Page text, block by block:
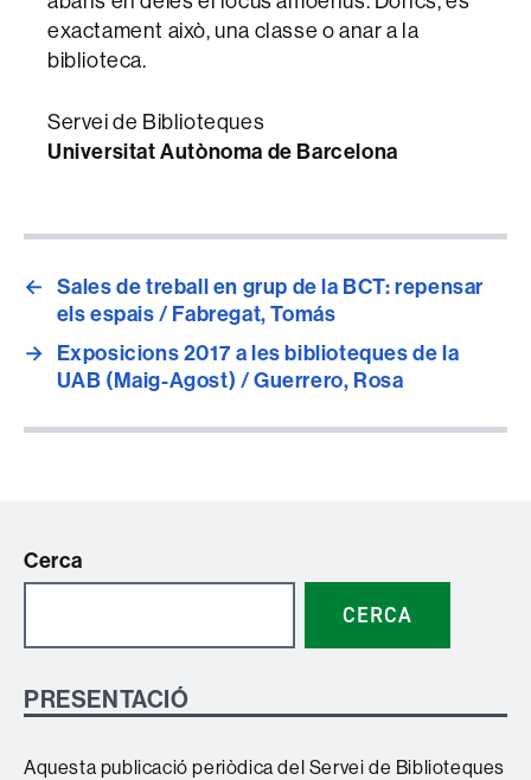
exactament això, una classe o anar a la
biblioteca.
Servei de Biblioteques
Universitat Autònoma de Barcelona
← Sales de treball en grup de la BCT: repensar
els espais / Fabregat, Tomás
→ Exposicions 2017 a les biblioteques de la
UAB (Maig-Agost) / Guerrero, Rosa
Cerca
CERCA
PRESENTACIÓ
Aquesta publicació periòdica del Servei de Biblioteques